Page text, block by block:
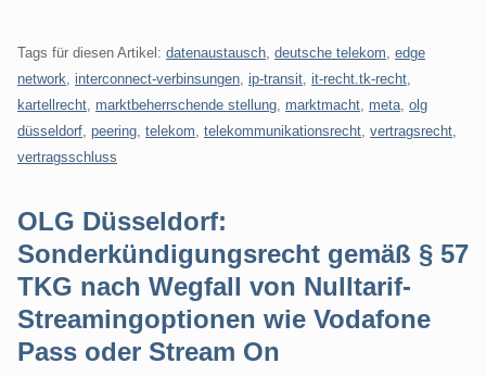
Tags für diesen Artikel: datenaustausch deutsche telekom edge
network interconnect-verbinsungen ip-transit it-recht.tk-recht
kartellrecht marktbeherrschende stellung marktmacht meta olg
düsseldorf peering telekom telekommunikationsrecht vertragsrecht
vertragsschluss
OLG Düsseldorf:
Sonderkündigungsrecht gemäß § 57
TKG nach Wegfall von Nulltarif-
Streamingoptionen wie Vodafone
Pass oder Stream On